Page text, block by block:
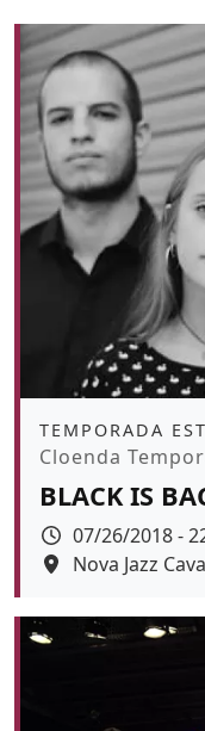
Àmbit
TEMPORADA
Promoció
Cloenda
BLACK IS
Data
07/26/2018 -
Espai
Nova Jazz